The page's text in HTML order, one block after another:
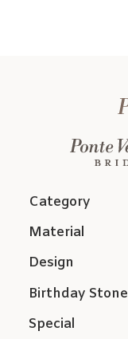
Category
Material
Design
Birthday Stone
Special